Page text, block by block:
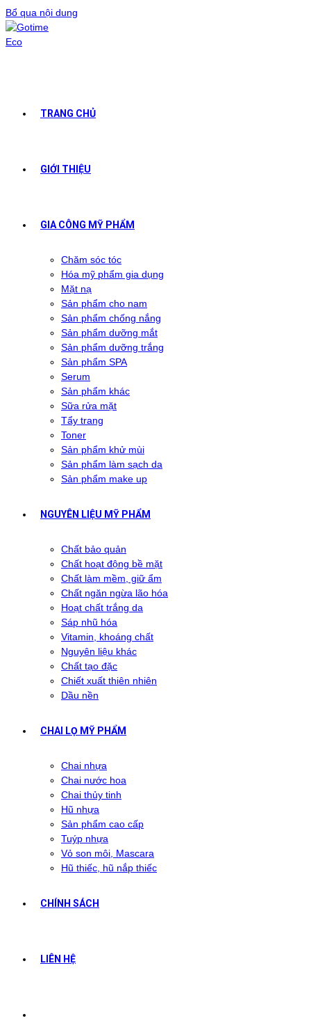
Bổ qua nội dung
TRANG CHỦ
GIỚI THIỆU
GIA CÔNG MỸ PHẨM
Chăm sóc tóc
Hóa mỹ phẩm gia dụng
Mặt nạ
Sản phẩm cho nam
Sản phẩm chống nắng
Sản phẩm dưỡng mắt
Sản phẩm dưỡng trắng
Sản phẩm SPA
Serum
Sản phẩm khác
Sữa rửa mặt
Tẩy trang
Toner
Sản phẩm khử mùi
Sản phẩm làm sạch da
Sản phẩm make up
NGUYÊN LIỆU MỸ PHẨM
Chất bảo quản
Chất hoạt động bề mặt
Chất làm mềm, giữ ẩm
Chất ngăn ngừa lão hóa
Hoạt chất trắng da
Sáp nhũ hóa
Vitamin, khoáng chất
Nguyên liệu khác
Chất tạo đặc
Chiết xuất thiên nhiên
Dầu nền
CHAI LỌ MỸ PHẨM
Chai nhựa
Chai nước hoa
Chai thủy tinh
Hũ nhựa
Sản phẩm cao cấp
Tuýp nhựa
Vỏ son môi, Mascara
Hũ thiếc, hũ nắp thiếc
CHÍNH SÁCH
LIÊN HỆ